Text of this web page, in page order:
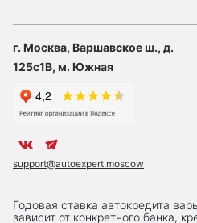
г. Москва, Варшавское ш., д.
125с1В, м. Южная
support@autoexpert.moscow
Годовая ставка автокредита
зависит от конкретного банка,